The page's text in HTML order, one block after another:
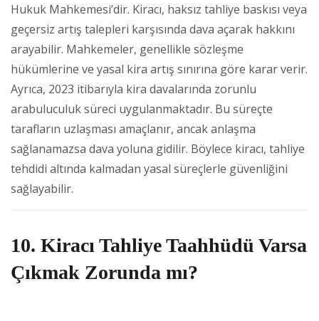
Hukuk Mahkemesi’dir. Kiracı, haksız tahliye baskısı veya
geçersiz artış talepleri karşısında dava açarak hakkını
arayabilir. Mahkemeler, genellikle sözleşme
hükümlerine ve yasal kira artış sınırına göre karar verir.
Ayrıca, 2023 itibarıyla kira davalarında zorunlu
arabuluculuk süreci uygulanmaktadır. Bu süreçte
tarafların uzlaşması amaçlanır, ancak anlaşma
sağlanamazsa dava yoluna gidilir. Böylece kiracı, tahliye
tehdidi altında kalmadan yasal süreçlerle güvenliğini
sağlayabilir.
10. Kiracı Tahliye Taahhüdü Varsa
Çıkmak Zorunda mı?